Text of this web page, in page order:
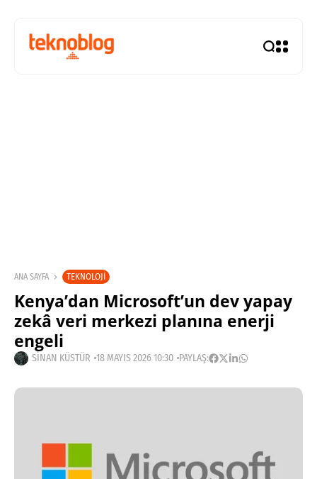
ANA SAYFA TEKNOLOJI
Kenya’dan Microsoft’un dev yapay
zekâ veri merkezi planına enerji
engeli
SINAN KÜSTÜR 18 MAYIS 2026 10:30 PAYLAŞ: